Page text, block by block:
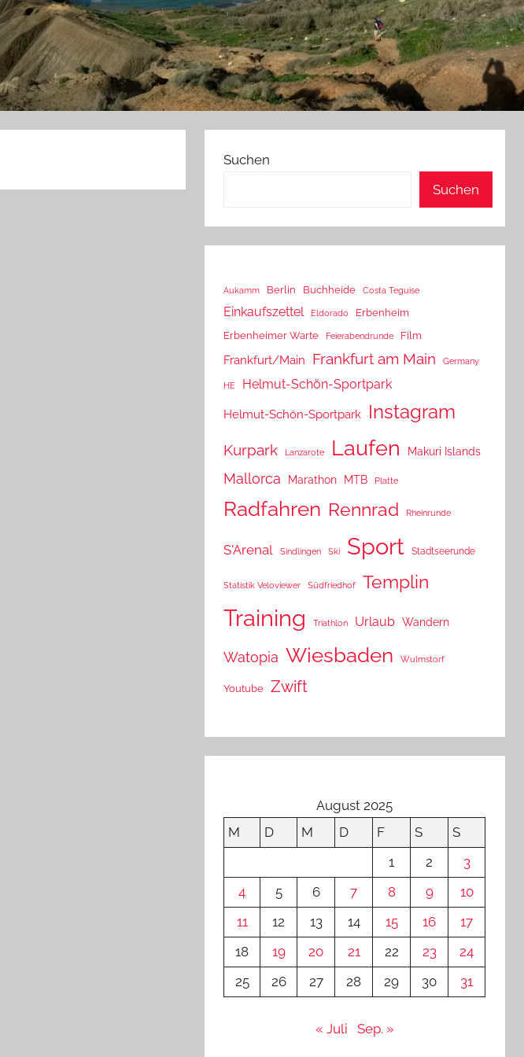
Suchen
Suchen
Aukamm Berlin Buchheide Costa Teguise
Einkaufszettel Eldorado
Erbenheim
Erbenheimer Warte
Feierabendrunde Film
Frankfurt/Main Frankfurt am Main Germany
HE Helmut-Schön-Sportpark
Helmut-Schön-Sportpark Instagram
Kurpark Lanzarote Laufen Makuri Islands
Mallorca Marathon MTB Platte
Radfahren Rennrad Rheinrunde
S'Arenal Sindlingen Ski Sport Stadtseerunde
Statistik Veloviewer Südfriedhof Templin
Training Triathlon Urlaub Wandern
Watopia Wiesbaden Wulmstorf
Youtube Zwift
August 2025
M
D M D F S
S
1
2
3
4
5 6 7 8 9
10
11
12 13 14 15 16
17
18
19 20 21 22 23
24
25
26 27 28 29 30 31
« Juli Sep. »